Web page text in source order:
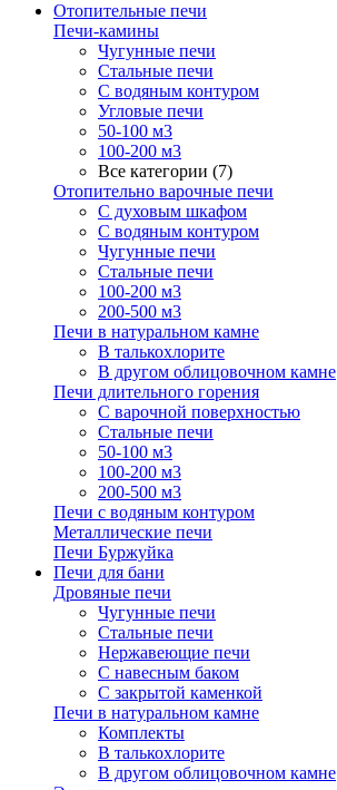
Отопительные печи
Печи-камины
Чугунные печи
Стальные печи
С водяным контуром
Угловые печи
50-100 м3
100-200 м3
Все категории (7)
Отопительно варочные печи
С духовым шкафом
С водяным контуром
Чугунные печи
Стальные печи
100-200 м3
200-500 м3
Печи в натуральном камне
В талькохлорите
В другом облицовочном камне
Печи длительного горения
С варочной поверхностью
Стальные печи
50-100 м3
100-200 м3
200-500 м3
Печи с водяным контуром
Металлические печи
Печи Буржуйка
Печи для бани
Дровяные печи
Чугунные печи
Стальные печи
Нержавеющие печи
С навесным баком
С закрытой каменкой
Печи в натуральном камне
Комплекты
В талькохлорите
В другом облицовочном камне